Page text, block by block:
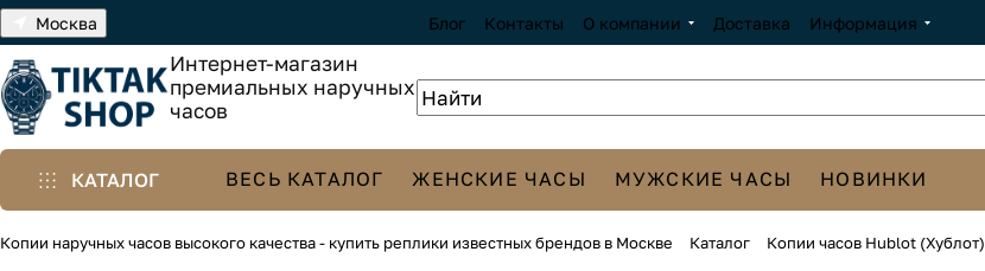
Москва Блог Контакты О компании Доставка Информация
Интернет-магазин
премиальных наручных
часов
КАТАЛОГ ВЕСЬ КАТАЛОГ ЖЕНСКИЕ ЧАСЫ МУЖСКИЕ ЧАСЫ НОВИНКИ
Копии наручных часов высокого качества - купить реплики известных брендов в Москве Каталог Копии часов Hublot (Хублот)